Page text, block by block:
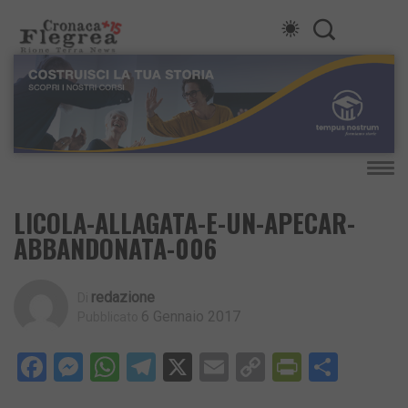
LICOLA-ALLAGATA-E-UN-APECAR-
ABBANDONATA-006
Redazione
6 Gennaio 2017
Facebook
Messenger
WhatsApp
Telegram
X EmailCopy